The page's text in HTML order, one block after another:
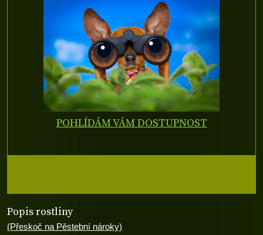
Popis rostliny
(Přeskoč na Pěstební nároky)
POHLÍDÁM VÁM DOSTUPNOST